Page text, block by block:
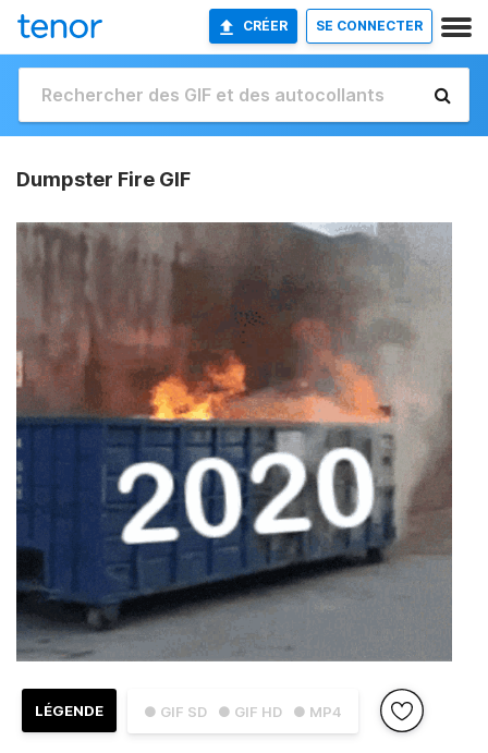
CRÉER SE CONNECTER
Dumpster Fire GIF
● GIF SD ● GIF HD ● MP4
LÉGENDE